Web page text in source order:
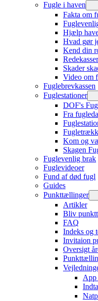
Fugle i haven
Fakta om
Hjælp
Hvad gør
Kend din
Redekasser
Skader
Video om
Fuglebrevkassen
Fuglestationer
DOF's
Fra
Kom og
Skagen
Fuglevenlig brak
Fuglevideoer
Fund af død fugl
Guides
Punkttællinger
Artikler
Bliv
FAQ
Indeks og
Invitaion
Oversigt